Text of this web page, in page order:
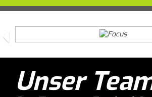
Previous
Unser